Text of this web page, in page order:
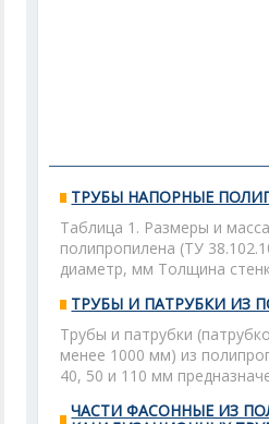
ТРУБЫ НАПОРНЫЕ
Таблица 1. Размеры и
полипропилена (ТУ
диаметр, мм Толщина
ТРУБЫ И ПАТРУБКИ ИЗ
Трубы и патрубки
менее 1000 мм) из
40, 50 и 110 мм
ЧАСТИ ФАСОННЫЕ ИЗ